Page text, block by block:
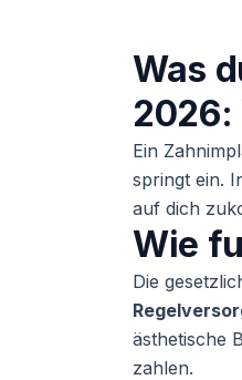
Was
2026:
Ein
springt ein.
auf dich
Wie
Die
ästhetische
zahlen.